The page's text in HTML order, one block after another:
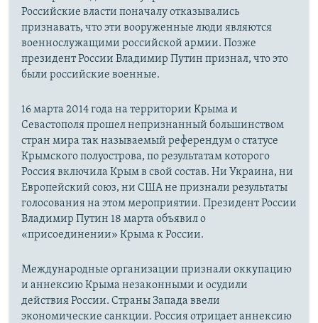
Российские власти поначалу отказывались
признавать, что эти вооруженные люди являются
военнослужащими российской армии. Позже
президент России Владимир Путин признал, что это
были российские военные.
16 марта 2014 года на территории Крыма и
Севастополя прошел непризнанный большинством
стран мира так называемый референдум о статусе
Крымского полуострова, по результатам которого
Россия включила Крым в свой состав. Ни Украина, ни
Европейский союз, ни США не признали результаты
голосования на этом мероприятии. Президент России
Владимир Путин 18 марта объявил о
«присоединении» Крыма к России.
Международные организации признали оккупацию
и аннексию Крыма незаконными и осудили
действия России. Страны Запада ввели
экономические санкции. Россия отрицает аннексию